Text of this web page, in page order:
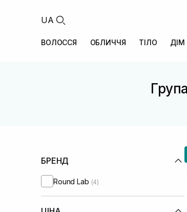
UA
ВОЛОССЯ ОБЛИЧЧЯ ТІЛО ДІМ
БРЕНД
Round Lab (4)